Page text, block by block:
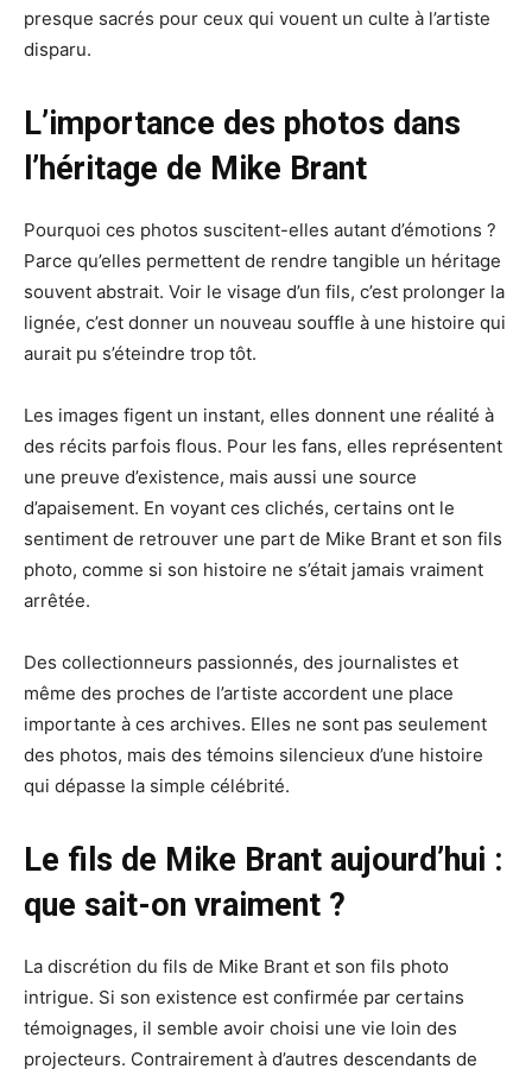
presque sacrés pour ceux qui vouent un culte à l’artiste
disparu.
L’importance des photos dans
l’héritage de Mike Brant
Pourquoi ces photos suscitent-elles autant d’émotions ?
Parce qu’elles permettent de rendre tangible un héritage
souvent abstrait. Voir le visage d’un fils, c’est prolonger la
lignée, c’est donner un nouveau souffle à une histoire qui
aurait pu s’éteindre trop tôt.
Les images figent un instant, elles donnent une réalité à
des récits parfois flous. Pour les fans, elles représentent
une preuve d’existence, mais aussi une source
d’apaisement. En voyant ces clichés, certains ont le
sentiment de retrouver une part de Mike Brant et son fils
photo, comme si son histoire ne s’était jamais vraiment
arrêtée.
Des collectionneurs passionnés, des journalistes et
même des proches de l’artiste accordent une place
importante à ces archives. Elles ne sont pas seulement
des photos, mais des témoins silencieux d’une histoire
qui dépasse la simple célébrité.
Le fils de Mike Brant aujourd’hui :
que sait-on vraiment ?
La discrétion du fils de Mike Brant et son fils photo
intrigue. Si son existence est confirmée par certains
témoignages, il semble avoir choisi une vie loin des
projecteurs. Contrairement à d’autres descendants de